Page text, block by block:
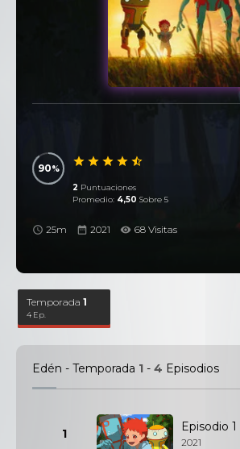
90
2 Puntuaciones
Promedio: 4,50 Sobre 5
25m 2021 68 Visitas
Temporada1
4 Ep.
Edén - Temporada 1 - 4 Episodios
1 Episodio 1
2021